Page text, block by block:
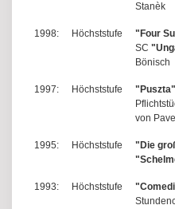
Stanèk
1998: Höchststufe "Four
SC
Bönisch
1997: Höchststufe "Puszta"
von
1995: Höchststufe "Die
1993: Höchststufe